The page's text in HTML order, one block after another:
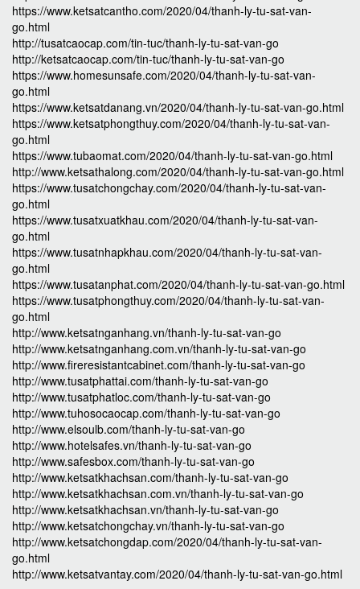
https://www.ketsatcantho.com/2020/04/thanh-ly-tu-sat-van-
go.html
http://tusatcaocap.com/tin-tuc/thanh-ly-tu-sat-van-go
http://ketsatcaocap.com/tin-tuc/thanh-ly-tu-sat-van-go
https://www.homesunsafe.com/2020/04/thanh-ly-tu-sat-van-
go.html
https://www.ketsatdanang.vn/2020/04/thanh-ly-tu-sat-van-go.html
https://www.ketsatphongthuy.com/2020/04/thanh-ly-tu-sat-van-
go.html
https://www.tubaomat.com/2020/04/thanh-ly-tu-sat-van-go.html
http://www.ketsathalong.com/2020/04/thanh-ly-tu-sat-van-go.html
https://www.tusatchongchay.com/2020/04/thanh-ly-tu-sat-van-
go.html
https://www.tusatxuatkhau.com/2020/04/thanh-ly-tu-sat-van-
go.html
https://www.tusatnhapkhau.com/2020/04/thanh-ly-tu-sat-van-
go.html
https://www.tusatanphat.com/2020/04/thanh-ly-tu-sat-van-go.html
https://www.tusatphongthuy.com/2020/04/thanh-ly-tu-sat-van-
go.html
http://www.ketsatnganhang.vn/thanh-ly-tu-sat-van-go
http://www.ketsatnganhang.com.vn/thanh-ly-tu-sat-van-go
http://www.fireresistantcabinet.com/thanh-ly-tu-sat-van-go
http://www.tusatphattai.com/thanh-ly-tu-sat-van-go
http://www.tusatphatloc.com/thanh-ly-tu-sat-van-go
http://www.tuhosocaocap.com/thanh-ly-tu-sat-van-go
http://www.elsoulb.com/thanh-ly-tu-sat-van-go
http://www.hotelsafes.vn/thanh-ly-tu-sat-van-go
http://www.safesbox.com/thanh-ly-tu-sat-van-go
http://www.ketsatkhachsan.com/thanh-ly-tu-sat-van-go
http://www.ketsatkhachsan.com.vn/thanh-ly-tu-sat-van-go
http://www.ketsatkhachsan.vn/thanh-ly-tu-sat-van-go
http://www.ketsatchongchay.vn/thanh-ly-tu-sat-van-go
http://www.ketsatchongdap.com/2020/04/thanh-ly-tu-sat-van-
go.html
http://www.ketsatvantay.com/2020/04/thanh-ly-tu-sat-van-go.html